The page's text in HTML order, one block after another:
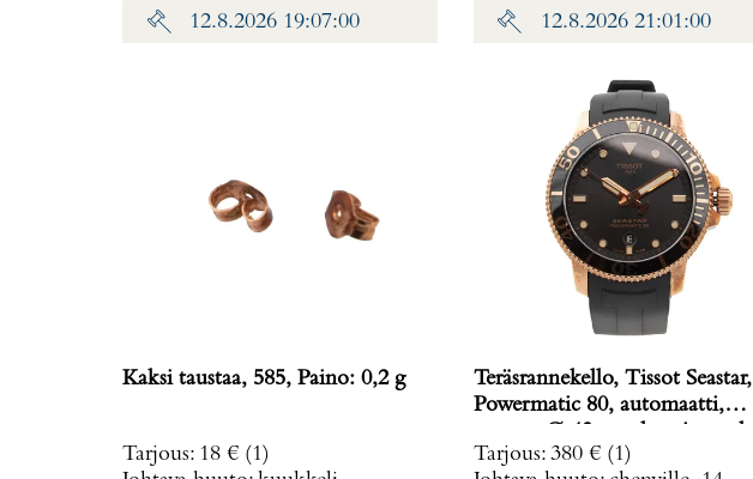
12.8.2026 19:07:00
Kaksi taustaa, 585, Paino: 0,2 g
Tarjous: 18 € (1)
12.8.2026 21:01:00
Teräsrannekello, Tissot Seastar,
Powermatic 80, automaatti,
ref. T120407A,
Tarjous: 380 € (1)